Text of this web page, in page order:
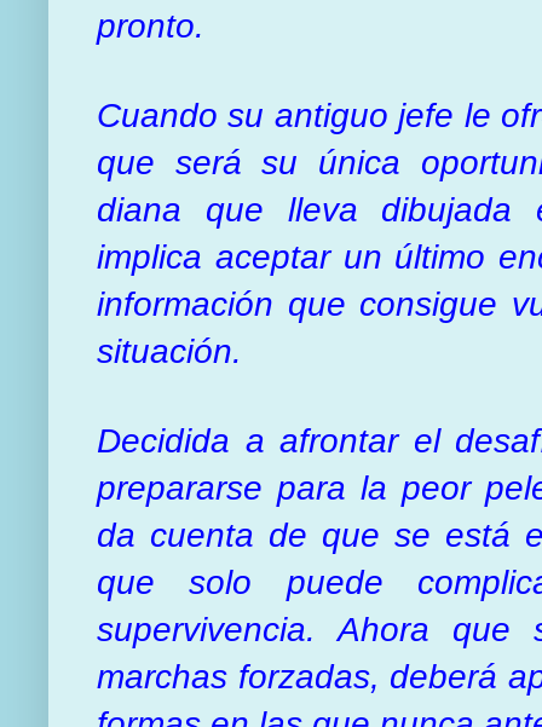
pronto.
Cuando su antiguo jefe le
que será su única
diana que lleva
implica aceptar un último
información que consigue
situación.
Decidida a afrontar el
prepararse para la peor
da cuenta de que se está
que solo puede
supervivencia. Ahora que
marchas forzadas, deberá